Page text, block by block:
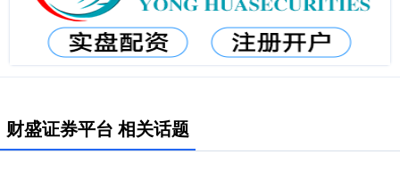
财盛证券平台 相关话题